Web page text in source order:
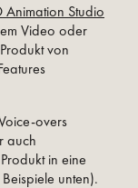
Animation Studio
Video oder
von
overs
auch
in eine
unten).